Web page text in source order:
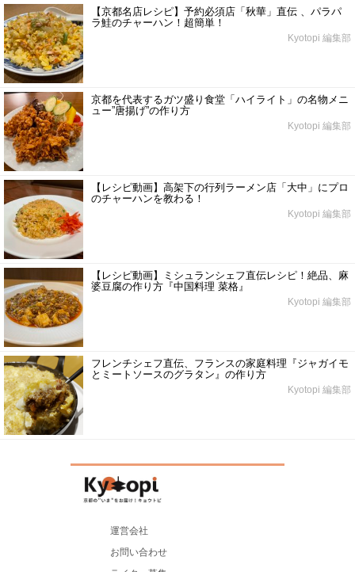
【京都名店レシピ】予約必須店「秋華」直伝 、パラパ
ラ鮭のチャーハン！超簡単！
Kyotopi 編集部
京都を代表するガツ盛り食堂「ハイライト」の名物メニ
ュー”唐揚げ”の作り方
Kyotopi 編集部
【レシピ動画】高架下の行列ラーメン店「大中」にプロ
のチャーハンを教わる！
Kyotopi 編集部
【レシピ動画】ミシュランシェフ直伝レシピ！絶品、麻
婆豆腐の作り方『中国料理 菜格』
Kyotopi 編集部
フレンチシェフ直伝、フランスの家庭料理『ジャガイモ
とミートソースのグラタン』の作り方
Kyotopi 編集部
運営会社
お問い合わせ